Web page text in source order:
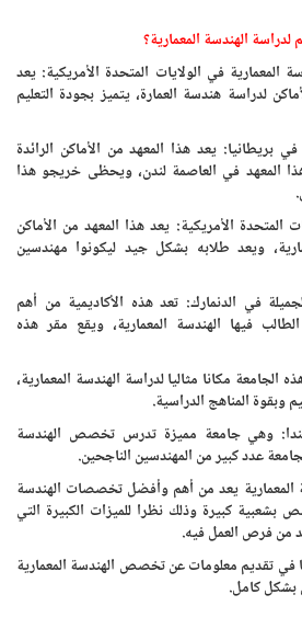
الهندسة المعمارية؟
المعمارية في الولايات المتحدة الأمريكية: يعد
لدراسة هندسة العمارة، يتميز بجودة التعليم
بريطانيا: يعد هذا المعهد من الأماكن الرائدة
المعهد في العاصمة لندن، ويحظى خريجو هذا
الأمريكية: يعد هذا المعهد من الأماكن
ويعد طلابه بشكل جيد ليكونوا مهندسين
في الدنمارك: تعد هذه الأكاديمية من أهم
فيها الهندسة المعمارية، ويقع مقر هذه
مكانا مثاليا لدراسة الهندسة المعمارية،
وبقوة المناهج الدراسية.
وهي جامعة مميزة تدرس تخصص الهندسة
عدد كبير من المهندسين الناجحين.
يعد من أهم وأفضل تخصصات الهندسة
كبيرة وذلك نظرا للميزات الكبيرة التي
من فرص العمل فيه.
في تقديم معلومات عن تخصص الهندسة المعمارية
بشكل كامل.